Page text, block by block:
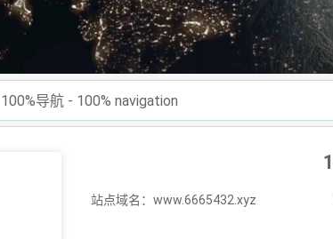
100%导航 - 100% navigation
站点域名：www.6665432.xyz